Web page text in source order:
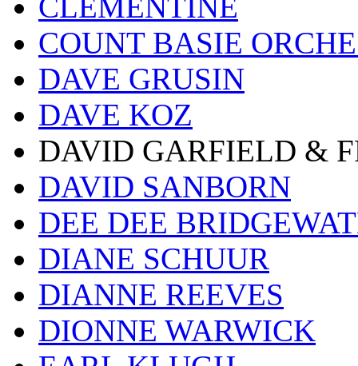
COUNT BASIE
DAVE GRUSIN
DAVE KOZ
DAVID GARFIELD &
DAVID SANBORN
DEE DEE
DIANE SCHUUR
DIANNE REEVES
DIONNE WARWICK